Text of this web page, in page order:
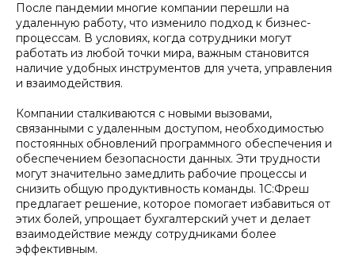
После пандемии многие компании перешли на
удаленную работу, что изменило подход к бизнес-
процессам. В условиях, когда сотрудники могут
работать из любой точки мира, важным становится
наличие удобных инструментов для учета, управления
и взаимодействия.
Компании сталкиваются с новыми вызовами,
связанными с удаленным доступом, необходимостью
постоянных обновлений программного обеспечения и
обеспечением безопасности данных. Эти трудности
могут значительно замедлить рабочие процессы и
снизить общую продуктивность команды. 1С:Фреш
предлагает решение, которое помогает избавиться от
этих болей, упрощает бухгалтерский учет и делает
взаимодействие между сотрудниками более
эффективным.